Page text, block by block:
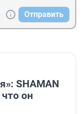
Отправить
SHAMAN
он